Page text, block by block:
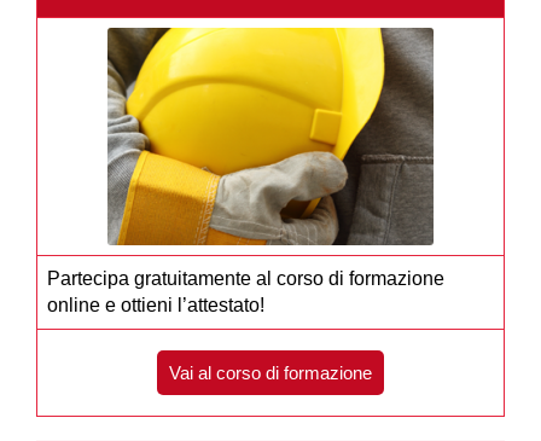
Partecipa gratuitamente al corso di formazione
online e ottieni l’attestato!
Vai al corso di formazione